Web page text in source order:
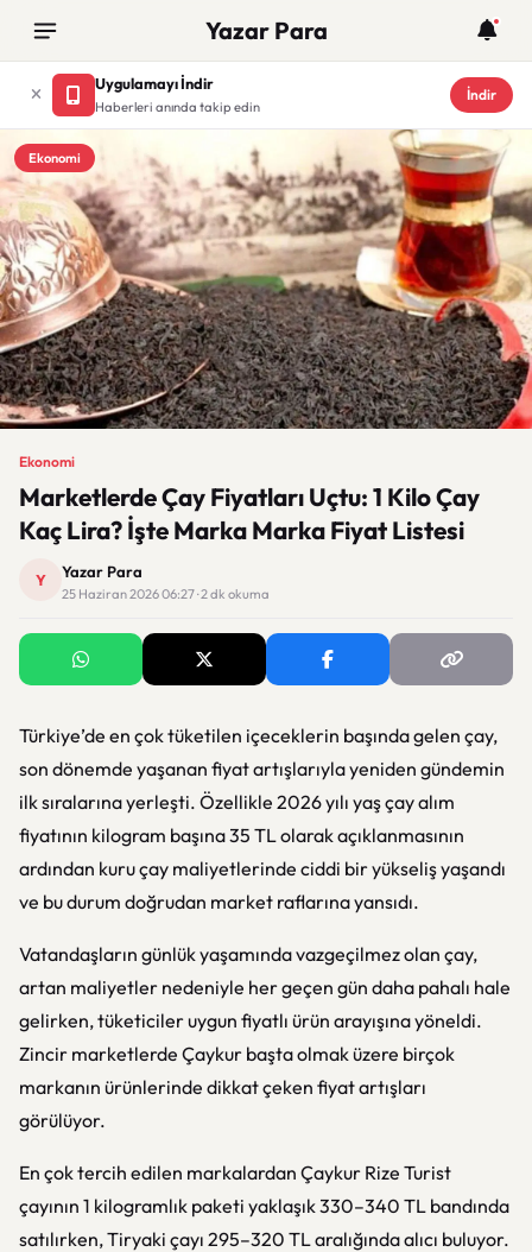
Yazar Para
Uygulamayı İndir
Haberleri anında takip edin
İndir
Ekonomi
Ekonomi
Marketlerde Çay Fiyatları Uçtu: 1 Kilo Çay
Kaç Lira? İşte Marka Marka Fiyat Listesi
Y Yazar Para
25 Haziran 2026 06:27 · 2 dk okuma
Türkiye’de en çok tüketilen içeceklerin başında gelen çay,
son dönemde yaşanan fiyat artışlarıyla yeniden gündemin
ilk sıralarına yerleşti. Özellikle 2026 yılı yaş çay alım
fiyatının kilogram başına 35 TL olarak açıklanmasının
ardından kuru çay maliyetlerinde ciddi bir yükseliş yaşandı
ve bu durum doğrudan market raflarına yansıdı.
Vatandaşların günlük yaşamında vazgeçilmez olan çay,
artan maliyetler nedeniyle her geçen gün daha pahalı hale
gelirken, tüketiciler uygun fiyatlı ürün arayışına yöneldi.
Zincir marketlerde Çaykur başta olmak üzere birçok
markanın ürünlerinde dikkat çeken fiyat artışları
görülüyor.
En çok tercih edilen markalardan Çaykur Rize Turist
çayının 1 kilogramlık paketi yaklaşık 330–340 TL bandında
satılırken, Tiryaki çayı 295–320 TL aralığında alıcı buluyor.